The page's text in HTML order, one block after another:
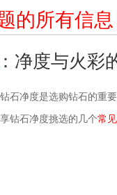
的所有信息
：净度与火彩
钻石净度是选购钻石的重
享钻石净度挑选的几个常